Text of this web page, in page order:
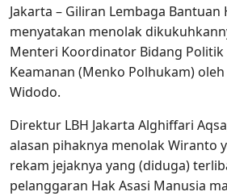
Jakarta – Giliran Lembaga Bantuan
menyatakan menolak
Menteri Koordinator Bidang
Keamanan (Menko Polhukam) oleh
Widodo.
Direktur LBH Jakarta Alghiffari
alasan pihaknya menolak Wiranto
rekam jejaknya yang (diduga)
pelanggaran Hak Asasi Manusia